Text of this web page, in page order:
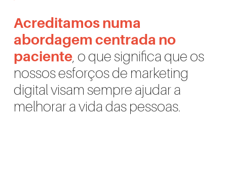
Acreditamos numa
abordagem centrada no
paciente, o que significa que os
nossos esforços de marketing
digital visam sempre ajudar a
melhorar a vida das pessoas.